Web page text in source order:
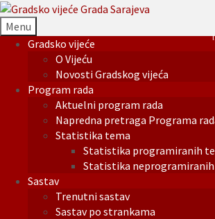
Menu
Gradsko vijeće
O Vijeću
Novosti Gradskog vijeća
Program rada
Aktuelni program rada
Napredna pretraga Programa
Statistika tema
Statistika programiranih
Statistika
Sastav
Trenutni sastav
Sastav po strankama